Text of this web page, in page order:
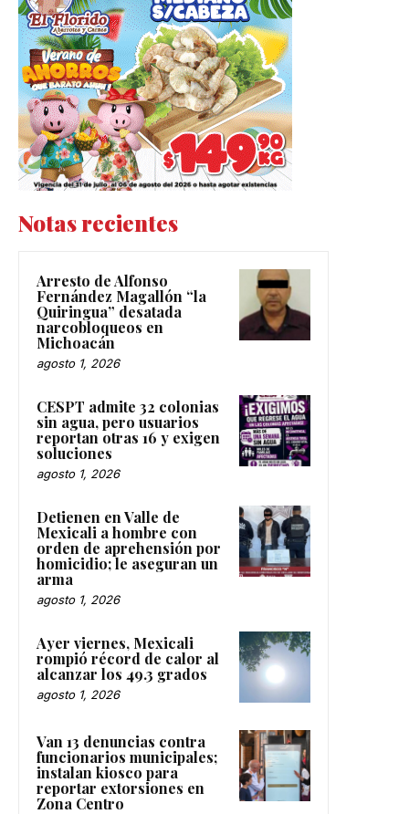
Notas recientes
Arresto de Alfonso
Fernández Magallón “la
Quiringua” desatada
narcobloqueos en
Michoacán
agosto 1, 2026
CESPT admite 32 colonias
sin agua, pero usuarios
reportan otras 16 y exigen
soluciones
agosto 1, 2026
Detienen en Valle de
Mexicali a hombre con
orden de aprehensión por
homicidio; le aseguran un
arma
agosto 1, 2026
Ayer viernes, Mexicali
rompió récord de calor al
alcanzar los 49.3 grados
agosto 1, 2026
Van 13 denuncias contra
funcionarios municipales;
instalan kiosco para
reportar extorsiones en
Zona Centro